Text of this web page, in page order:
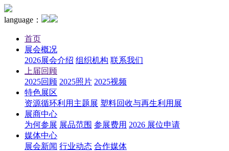
language：
首页
展会概况
2026展会介绍 组织机构 联系我们
上届回顾
2025回顾 2025照片 2025视频
特色展区
资源循环利用主题展 塑料回收与再生利用展
展商中心
为何参展 展品范围 参展费用 2026 展位申请
媒体中心
展会新闻 行业动态 合作媒体